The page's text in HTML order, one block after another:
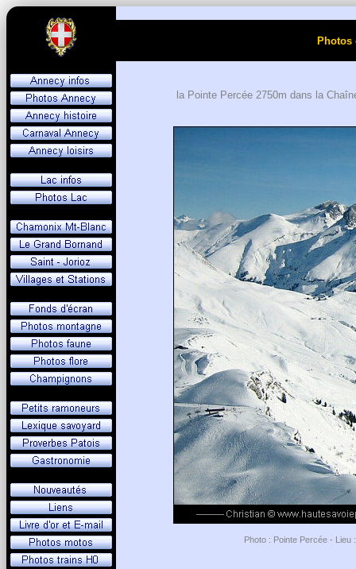
la Pointe Percée 2750m dans la
Photo : Pointe Percée - Lieu